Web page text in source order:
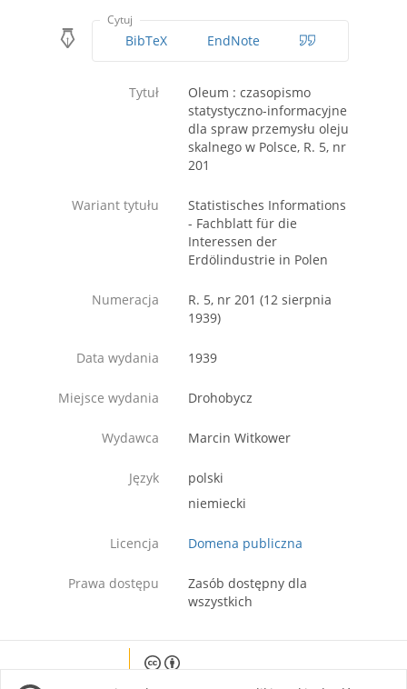
Cytuj
BibTeX EndNote
Tytuł
Oleum : czasopismo
statystyczno-informacyjne
dla spraw przemysłu oleju
skalnego w Polsce, R. 5, nr
201
Wariant tytułu
Statistisches Informations
- Fachblatt für die
Interessen der
Erdölindustrie in Polen
Numeracja
R. 5, nr 201 (12 sierpnia
1939)
Data wydania 1939
Miejsce wydania Drohobycz
Wydawca Marcin Witkower
Język
polski
niemiecki
Licencja Domena publiczna
Prawa dostępu
Zasób dostępny dla
wszystkich